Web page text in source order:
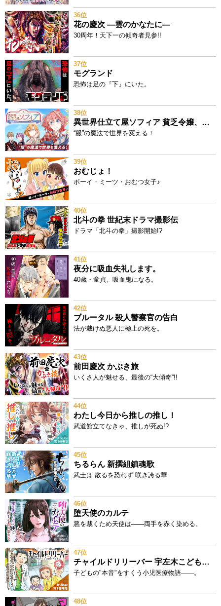
36位
花の慶次 ―雲のかなたに―
30周年！天下一の傾奇者見参!!
37位
モグランド
恐怖は足の『下』にいた。
38位
異世界仕立て屋ソフィア 貧乏令嬢、現代知識で服を作ってみんなの暮らしを豊かにします
“服”の魔法で世界を変える！
39位
おむじょ！
ボーイ・ミーツ・おむつ女子♪
40位
北斗の拳 世紀末ドラマ撮影伝
ドラマ「北斗の拳」撮影開始!?
41位
夜分に吸血失礼します。
40歳・童貞、吸血鬼になる。
42位
ブルータル 殺人警察官の告白
法が裁けぬ悪人に極上の死を。
43位
前田慶次 かぶき旅
いくさ人が魅せる、最後の“大傾奇”!!
44位
わたし今日から推しの推し！
武道館立てなきゃ、推しが死ぬ!?
45位
ちるらん 新撰組鎮魂歌
武士は 散るを恐れず 咲き誇る華
46位
堕天使のカルテ
悪を裁くため天使は——両手を赤く染める。
47位
チャイルドリリーバー 宇左木こども病院の時田さん
子どもの"本音"をすくう小児医療物語——。
48位